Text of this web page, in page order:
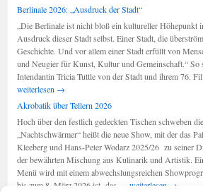
sind
am
Leben“
Berlinale 2026: „Ausdruck der Stadt“
„Die Berlinale ist nicht bloß ein kultureller Höhepunkt
Ausdruck dieser Stadt selbst. Einer Stadt, die
Geschichte. Und vor allem einer Stadt erfüllt von
und Neugier für Kunst, Kultur und Gemeinschaft.“ So
Intendantin Tricia Tuttle von der Stadt und ihrem 76.
weiterlesen →
Akrobatik über Tellern 2026
Hoch über den festlich gedeckten Tischen schweben
„Nachtschwärmer“ heißt die neue Show, mit der das
Kleeberg und Hans-Peter Wodarz 2025/26 zu seiner
der bewährten Mischung aus Kulinarik und Artistik.
Menü wird mit einem abwechslungsreichen
bis zum 8. März 2026 ist das … Akrobatik
weiterlesen →